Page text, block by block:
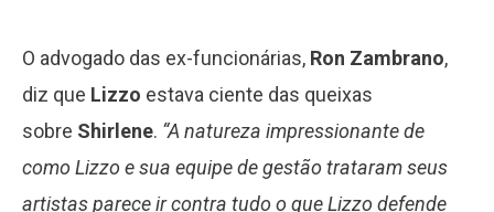
O advogado das ex-funcionárias, Ron Zambrano,
diz que Lizzo estava ciente das queixas
sobre Shirlene. “A natureza impressionante de
como Lizzo e sua equipe de gestão trataram seus
artistas parece ir contra tudo o que Lizzo defende